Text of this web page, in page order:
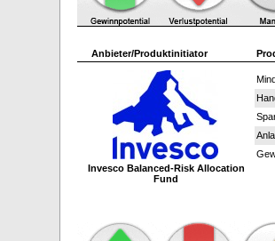
Anbieter/Produktinitiator
Invesco Balanced-Risk Allocation
Fund